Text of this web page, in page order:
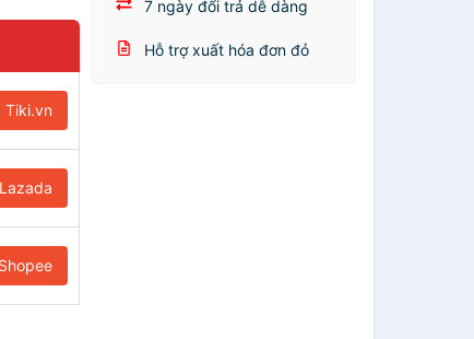
Tiki.vn
7 ngày đổi trả dễ dàng
Hỗ trợ xuất hóa đơn đỏ